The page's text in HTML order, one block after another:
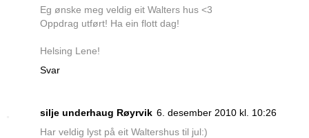
Eg ønske meg veldig eit Walters hus <3
Oppdrag utført! Ha ein flott dag!
Helsing Lene!
Svar
silje underhaug Røyrvik 6. desember 2010 kl. 10:26
Har veldig lyst på eit Waltershus til jul:)